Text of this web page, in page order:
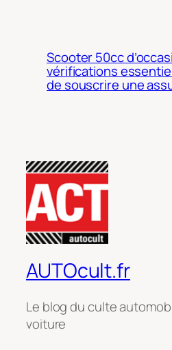
Scooter 50cc
vérifications
de souscrire une
AUTOcult.fr
Le blog du culte
voiture